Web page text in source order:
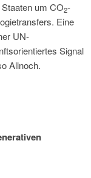
um CO2-
Eine
UN-
Signal
Allnoch.